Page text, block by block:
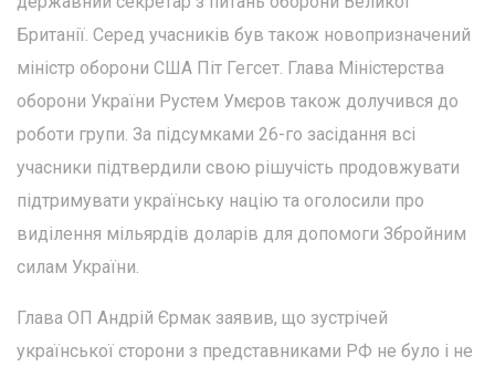
Британії. Серед учасників був також новопризначений
міністр оборони США Піт Гегсет. Глава Міністерства
оборони України Рустем Умєров також долучився до
роботи групи. За підсумками 26-го засідання всі
учасники підтвердили свою рішучість продовжувати
підтримувати українську націю та оголосили про
виділення мільярдів доларів для допомоги Збройним
силам України.
Глава ОП Андрій Єрмак заявив, що зустрічей
української сторони з представниками РФ не було і не